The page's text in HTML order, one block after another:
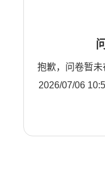
抱歉，问卷暂
2026/07/06